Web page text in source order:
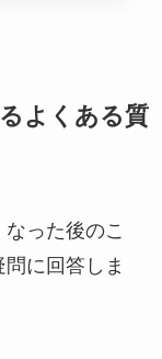
よくある質
った後のこ
に回答しま